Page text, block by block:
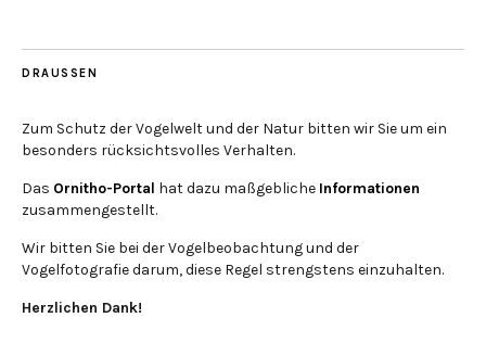
DRAUSSEN
Zum Schutz der Vogelwelt und der Natur bitten wir Sie um ein
besonders rücksichtsvolles Verhalten.
Das Ornitho-Portal hat dazu maßgebliche Informationen
zusammengestellt.
Wir bitten Sie bei der Vogelbeobachtung und der
Vogelfotografie darum, diese Regel strengstens einzuhalten.
Herzlichen Dank!